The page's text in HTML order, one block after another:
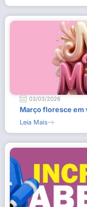
03/03/2026
Março floresce em
Leia Mais